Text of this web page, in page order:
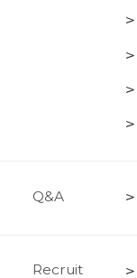
ン
対
談
に
つ
会
要
メ
ー
私
文
社
ロ
Q&A
よ
る
Recruit
採